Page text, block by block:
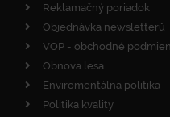
Reklamačný poriadok
Objednávka newsletterů
VOP - obchodné
Obnova lesa
Enviromentálna politika
Politika kvality